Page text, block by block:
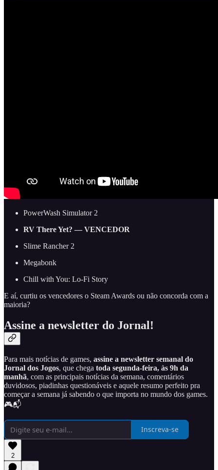
PowerWash Simulator 2
RV There Yet? — VENCEDOR
Slime Rancher 2
Megabonk
Chill with You: Lo-Fi Story
E aí, curtiu os vencedores o Steam Awards ou não concorda com a
maioria?
Assine a newsletter do Jornal!
Para mais notícias de games, assine a newsletter semanal do
Jornal dos Jogos, que chega toda segunda-feira, às 9h da
manhã, com as principais notícias da semana, comentários
duvidosos, piadinhas questionáveis e aquele resumo perfeito pra
começar a semana já sabendo o que importa no mundo dos games.
🎮📬
Inscreva-se
2